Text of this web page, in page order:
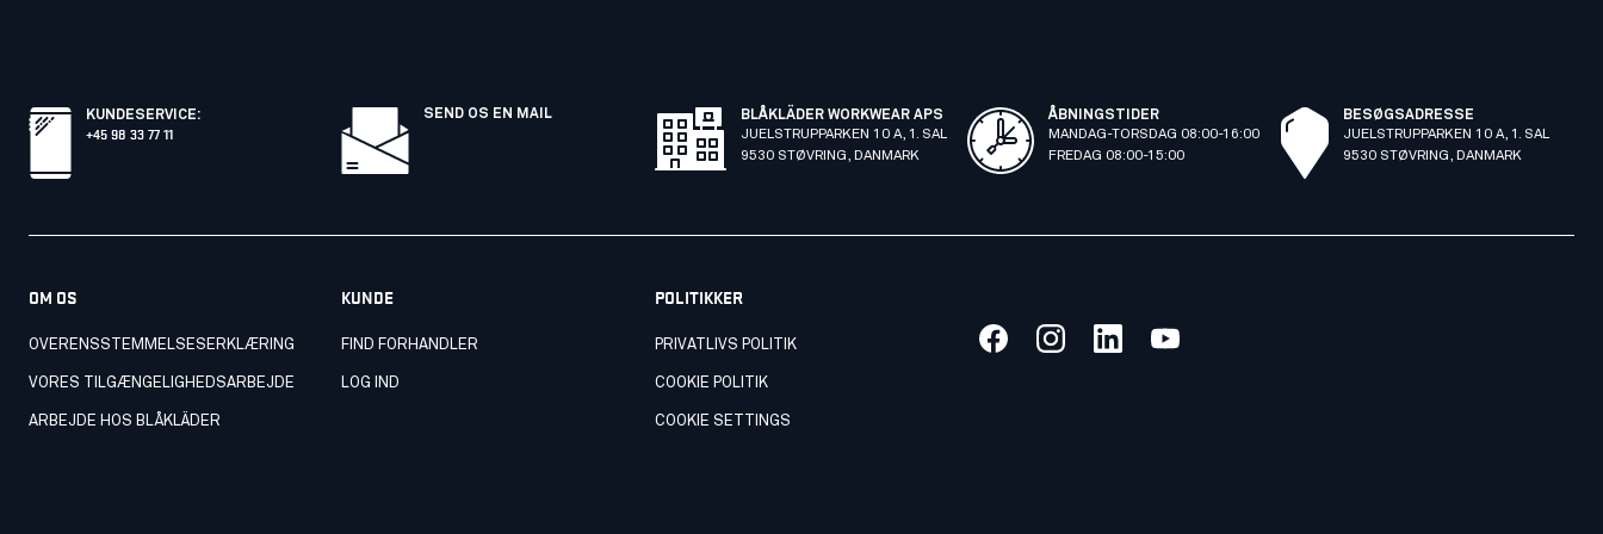
KUNDESERVICE:
+45 98 33 77 11
SEND OS EN MAIL
BLÅKLÄDER WORKWEAR APS
JUELSTRUPPARKEN 10 A, 1. SAL
9530 STØVRING, DANMARK
ÅBNINGSTIDER
MANDAG-TORSDAG 08:00-16:00
FREDAG 08:00-15:00
BESØGSADRESSE
JUELSTRUPPARKEN 10 A, 1. SAL
9530 STØVRING, DANMARK
OM OS
OVERENSSTEMMELSESERKLÆRING
VORES TILGÆNGELIGHEDSARBEJDE
ARBEJDE HOS BLÅKLÄDER
KUNDE
FIND FORHANDLER
LOG IND
POLITIKKER
PRIVATLIVS POLITIK
COOKIE POLITIK
COOKIE SETTINGS